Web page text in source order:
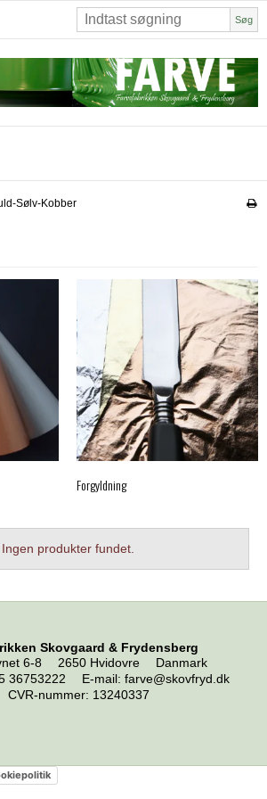
Søg
Sølv-Kobber
Forgyldning
Ingen produkter fundet.
Skovgaard & Frydensberg
6-8
2650 Hvidovre
Danmark
36753222 E-mail: farve@skovfryd.dk
CVR-nummer: 13240337